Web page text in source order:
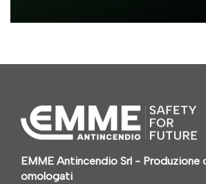
EMME Antincendio Srl -
omologati